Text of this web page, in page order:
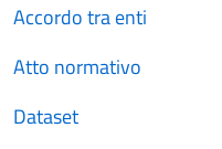
Accordo tra enti
Atto normativo
Dataset